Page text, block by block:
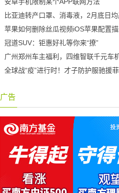
比亚迪转产口罩、消毒液，2月底日
苹果如何删除丝瓜视频iOS苹果配置
冠道SUV：钜惠好礼等你来“撩”
广州郑州车主福利，四维智联千元车
全球战“疫”进行时！才子防护服驰援
广告